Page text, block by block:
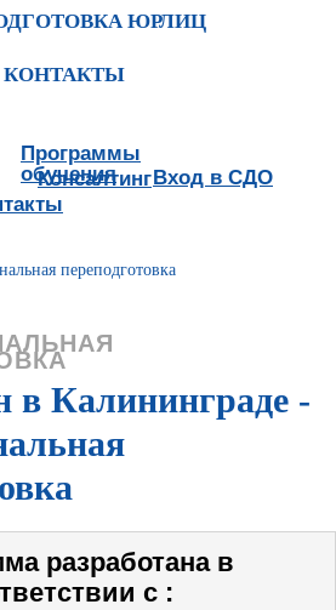
ЮРЛИЦ
КОНТАКТЫ
Программы
обучения
КонсалтингВход в СДО
переподготовка
в Калининграде -
разработана в
с :